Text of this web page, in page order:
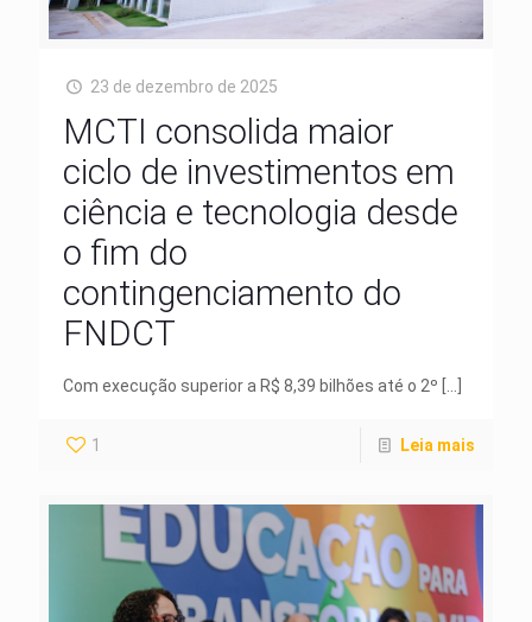
23 de dezembro de 2025
MCTI consolida maior
ciclo de investimentos em
ciência e tecnologia desde
o fim do
contingenciamento do
FNDCT
Com execução superior a R$ 8,39 bilhões até o 2º […]
1 Leia mais